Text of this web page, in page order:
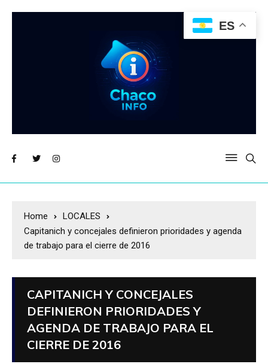
Home
LOCALES
Capitanich y concejales definieron prioridades y agenda
de trabajo para el cierre de 2016
CAPITANICH Y CONCEJALES
DEFINIERON PRIORIDADES Y
AGENDA DE TRABAJO PARA EL
CIERRE DE 2016
ES